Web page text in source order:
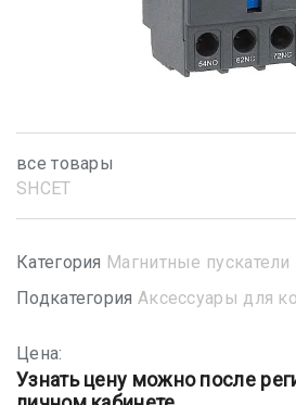
все товары
SHСET
Категория Магнитные пускатели
Подкатегория Аксессуары для
Цена:
Узнать цену можно после